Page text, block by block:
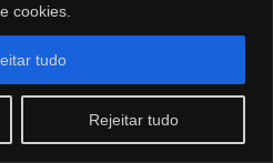
cookies.
Rejeitar tudo
tudo
juntou-se á equipa.
Sociais